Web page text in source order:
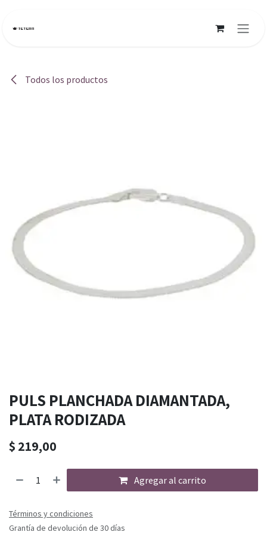
Todos los productos
PULS PLANCHADA DIAMANTADA,
PLATA RODIZADA
$ 219,00
Agregar al carrito
Términos y condiciones
Grantía de devolución de 30 días